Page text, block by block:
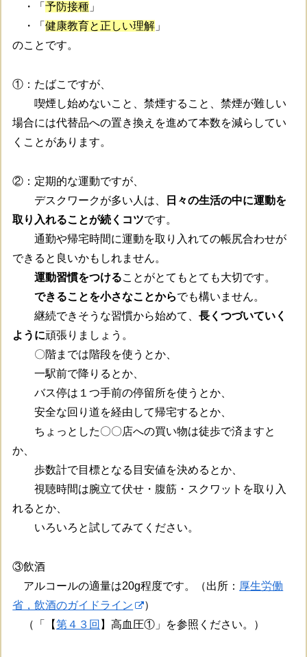
・「予防接種 」
・「健康教育と正しい理解 」
のことです。
①：たばこですが、
喫煙し始めないこと、禁煙すること、禁煙が難しい
場合には代替品への置き換えを進めて本数を減らしてい
くことがあります。
②：定期的な運動ですが、
デスクワークが多い人は、
日々の生活の中に運動を
取り入れることが続くコツです。
通勤や帰宅時間に運動を取り入れての帳尻合わせが
できると良いかもしれません。
運動習慣をつけることがとてもとても大切です。
できることを小さなことからでも構いません。
継続できそうな習慣から始めて、長くつづいていく
ように頑張りましょう。
〇階までは階段を使うとか、
一駅前で降りるとか、
バス停は１つ手前の停留所を使うとか、
安全な回り道を経由して帰宅するとか、
ちょっとした〇〇店への買い物は徒歩で済ますと
か、
歩数計で目標となる目安値を決めるとか、
視聴時間は腕立て伏せ・腹筋・スクワットを取り入
れるとか、
いろいろと試してみてください。
③飲酒
アルコールの適量は20g程度です。（出所： 厚生労働
省，飲酒のガイドライン
）
（「【第４３回 】高血圧①」を参照ください。）